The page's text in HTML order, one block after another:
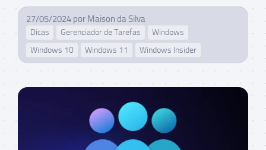
27/05/2024 por Maison da Silva
Dicas Gerenciador de Tarefas
Windows
Windows 10
Windows 11 Windows Insider